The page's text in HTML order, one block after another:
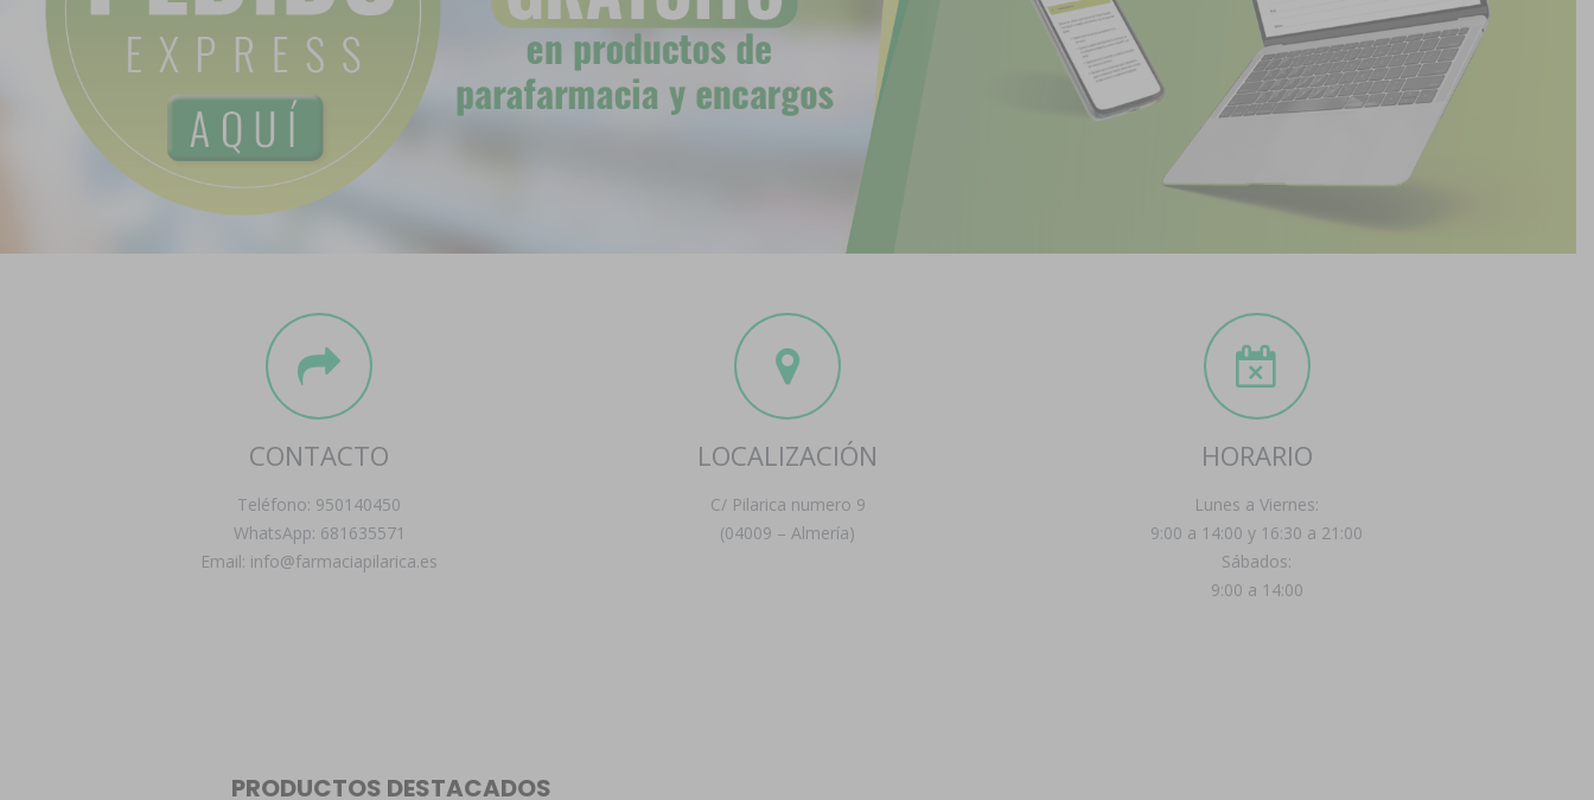
CONTACTO
Teléfono: 950140450
WhatsApp: 681635571
Email: info@farmaciapilarica.es
LOCALIZACIÓN
C/ Pilarica numero 9
(04009 – Almería)
HORARIO
Lunes a Viernes:
9:00 a 14:00 y 16:30 a 21:00
Sábados:
9:00 a 14:00